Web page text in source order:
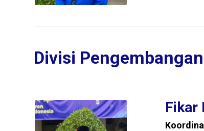
Divisi
Fikar